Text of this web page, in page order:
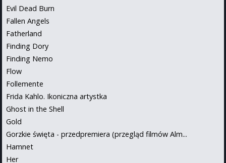
Evil Dead Burn
Fallen Angels
Fatherland
Finding Dory
Finding Nemo
Flow
Follemente
Frida Kahlo. Ikoniczna artystka
Ghost in the Shell
Gold
Gorzkie święta - przedpremiera (przegląd filmów Alm...
Hamnet
Her